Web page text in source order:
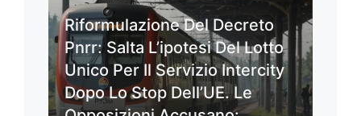
Riformulazione Del Decreto
Pnrr: Salta L’ipotesi Del Lotto
Unico Per Il Servizio Intercity
Dopo Lo Stop Dell’UE. Le